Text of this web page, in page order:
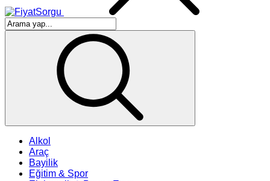
Alkol
Araç
Bayilik
Eğitim & Spor